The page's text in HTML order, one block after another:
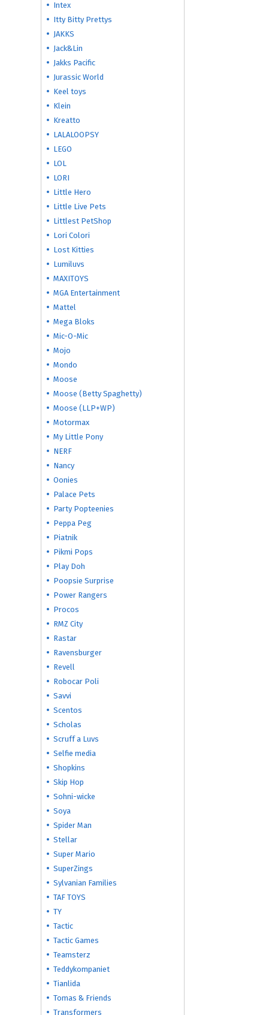
Intex
Itty Bitty Prettys
JAKKS
Jack&Lin
Jakks Pacific
Jurassic World
Keel toys
Klein
Kreatto
LALALOOPSY
LEGO
LOL
LORI
Little Hero
Little Live Pets
Littlest PetShop
Lori Colori
Lost Kitties
Lumiluvs
MAXITOYS
MGA Entertainment
Mattel
Mega Bloks
Mic-O-Mic
Mojo
Mondo
Moose
Moose (Betty Spaghetty)
Moose (LLP+WP)
Motormax
My Little Pony
NERF
Nancy
Oonies
Palace Pets
Party Popteenies
Peppa Peg
Piatnik
Pikmi Pops
Play Doh
Poopsie Surprise
Power Rangers
Procos
RMZ City
Rastar
Ravensburger
Revell
Robocar Poli
Savvi
Scentos
Scholas
Scruff a Luvs
Selfie media
Shopkins
Skip Hop
Sohni-wicke
Soya
Spider Man
Stellar
Super Mario
SuperZings
Sylvanian Families
TAF TOYS
TY
Tactic
Tactic Games
Teamsterz
Teddykompaniet
Tianlida
Tomas & Friends
Transformers